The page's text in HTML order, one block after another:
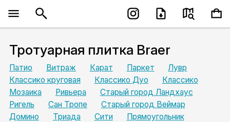
Тротуарная плитка Braer
Патио Витраж Карат Паркет
Лувр
Классико круговая
Классико Дуо
Классико
Мозаика
Ривьера
Старый город Ландхаус
Ригель
Сан Тропе
Старый город Веймар
Домино
Триада Сити
Прямо­угольник